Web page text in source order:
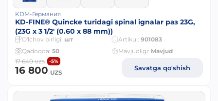
KDM-Германия
KD-FINE® Quincke turidagi spinal ignalar раз 23G,
(23G x 3 1/2' (0.60 x 88 mm))
O'lchov birligi: шт Artikul: 901083
Qadoqda: 50 Mavjudligi: Mavjud
16 800 UZS
17 640UZS -5%
Savatga qo'shish